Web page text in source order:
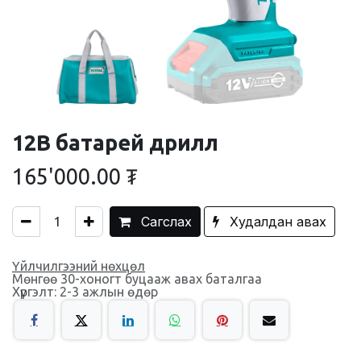
12В батарей дрилл
165'000.00 ₮
Сагслах Худалдан авах
Үйлчилгээний нөхцөл
Мөнгөө 30-хоногт буцааж авах баталгаа
Хүргэлт: 2-3 ажлын өдөр